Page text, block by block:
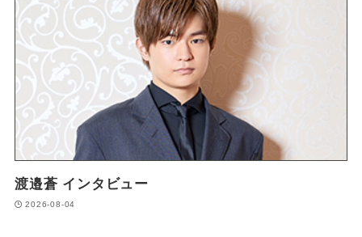
渡邉蒼 インタビュー
2026-08-04